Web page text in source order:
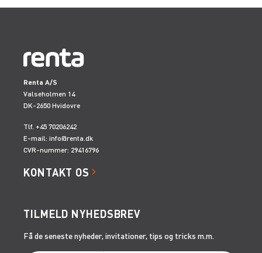
Renta A/S
Valseholmen 14
DK-2650 Hvidovre
Tlf. +45 70206242
E-mail: info@renta.dk
CVR-nummer: 29416796
KONTAKT OS
TILMELD NYHEDSBREV
Få de seneste nyheder, invitationer, tips og tricks m.m.